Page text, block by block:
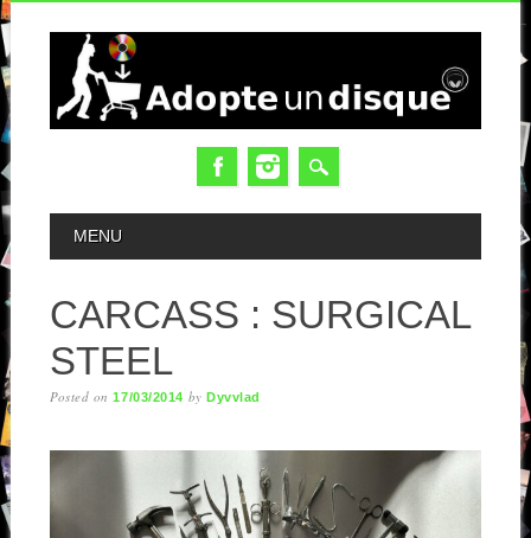
MAIN MENU
MENU
CARCASS : SURGICAL
STEEL
Posted on17/03/2014 byDyvvlad